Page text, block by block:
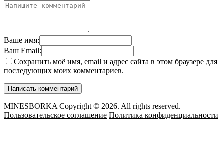
Ваше имя:
Ваш Email:
Сохранить моё имя, email и адрес сайта в этом браузере для
последующих моих комментариев.
MINESBORKA Copyright © 2026. All rights reserved.
Пользовательское соглашение Политика конфиденциальности